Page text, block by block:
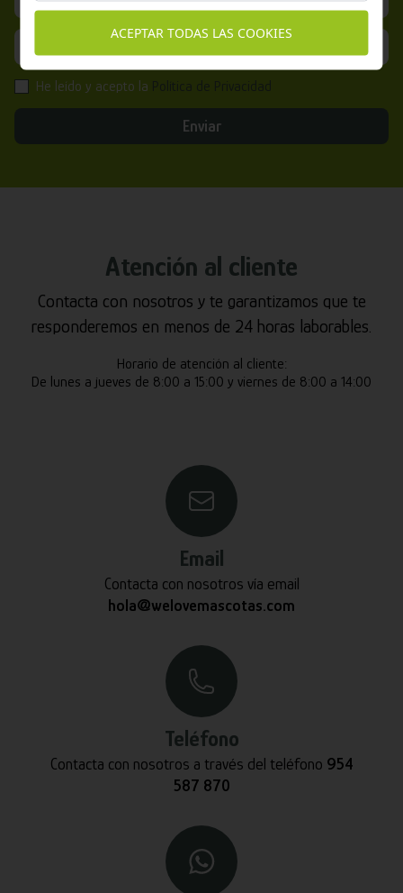
He leído y acepto la
Enviar
Atención al cliente
Contacta con nosotros y te garantizamos que te
responderemos en menos de 24 horas laborables.
Horario de atención al cliente:
De lunes a jueves de 8:00 a 15:00 y viernes de 8:00 a 14:00
Email
Contacta con nosotros vía email
hola@welovemascotas.com
Teléfono
Contacta con nosotros a través del teléfono 954
587 870
ACEPTAR TODAS LAS COOKIES